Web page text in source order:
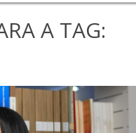
A TAG: